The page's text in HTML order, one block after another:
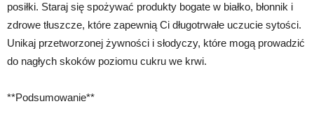
posiłki. Staraj się spożywać produkty bogate w białko, błonnik i
zdrowe tłuszcze, które zapewnią Ci długotrwałe uczucie sytości.
Unikaj przetworzonej żywności i słodyczy, które mogą prowadzić
do nagłych skoków poziomu cukru we krwi.
**Podsumowanie**